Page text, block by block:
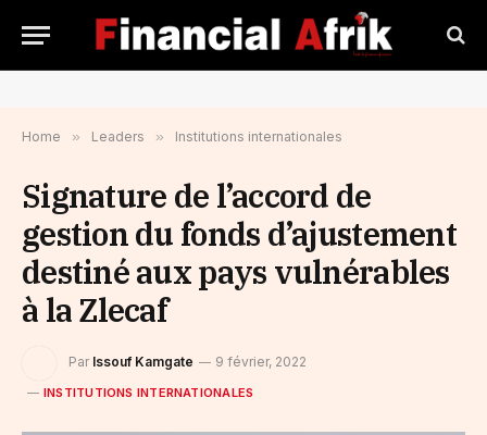
Home » Leaders » Institutions internationales
Signature de l’accord de
gestion du fonds d’ajustement
destiné aux pays vulnérables
à la Zlecaf
Par Issouf Kamgate 9 février, 2022
INSTITUTIONS INTERNATIONALES